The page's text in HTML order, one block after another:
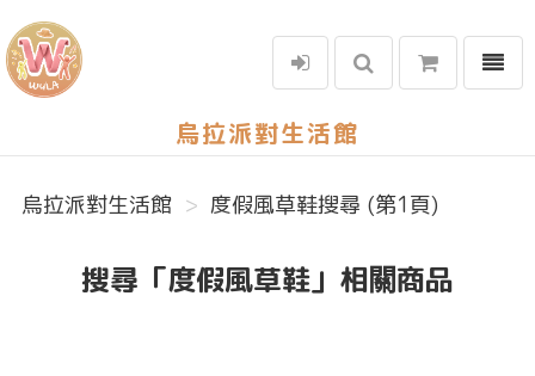
烏拉派對生活館
選單
烏拉派對生活館 度假風草鞋搜尋 (第1頁)
搜尋「度假風草鞋」相關商品